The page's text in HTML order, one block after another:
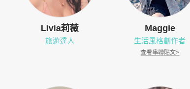
Livia莉薇
旅遊達人
Maggie
生活風格創作者
查看串聯貼文>